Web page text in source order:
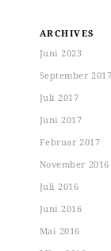
ARCHIVES
Juni 2023
September
Juli 2017
Juni 2017
Februar 2017
November 2016
Juli 2016
Juni 2016
Mai 2016